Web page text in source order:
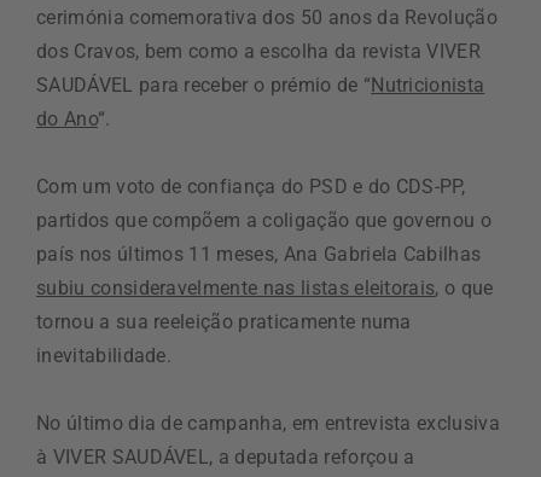
cerimónia comemorativa dos 50 anos da Revolução
dos Cravos, bem como a escolha da revista VIVER
SAUDÁVEL para receber o prémio de “Nutricionista
do Ano“.
Com um voto de confiança do PSD e do CDS-PP,
partidos que compõem a coligação que governou o
país nos últimos 11 meses, Ana Gabriela Cabilhas
subiu consideravelmente nas listas eleitorais, o que
tornou a sua reeleição praticamente numa
inevitabilidade.
No último dia de campanha, em entrevista exclusiva
à VIVER SAUDÁVEL, a deputada reforçou a